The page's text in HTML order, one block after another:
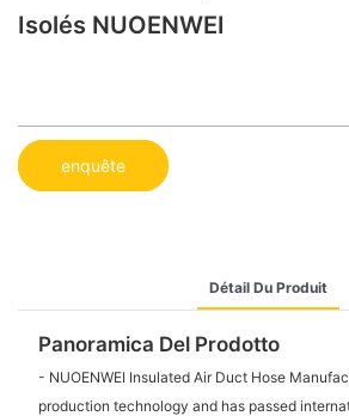
Isolés NUOENWEI
enquête
Détail Du Produit
Panoramica Del Prodotto
- NUOENWEI Insulated Air Duct Hose
production technology and has passed